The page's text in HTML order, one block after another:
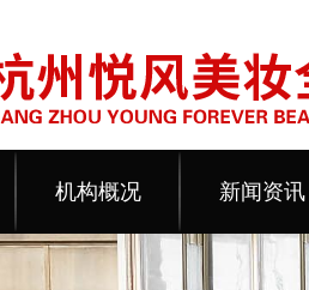
机构概况 新闻资讯